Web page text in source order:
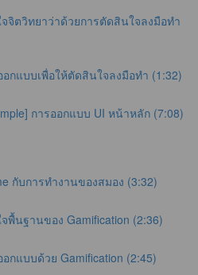
จจิตวิทยาว่าด้วยการตัดสินใจลงมือทำ
อกแบบเพื่อให้ตัดสินใจลงมือทำ (1:32)
การออกแบบ UI หน้าหลัก (7:08)
กับการทำงานของสมอง (3:32)
พื้นฐานของ Gamification (2:36)
กแบบด้วย Gamification (2:45)